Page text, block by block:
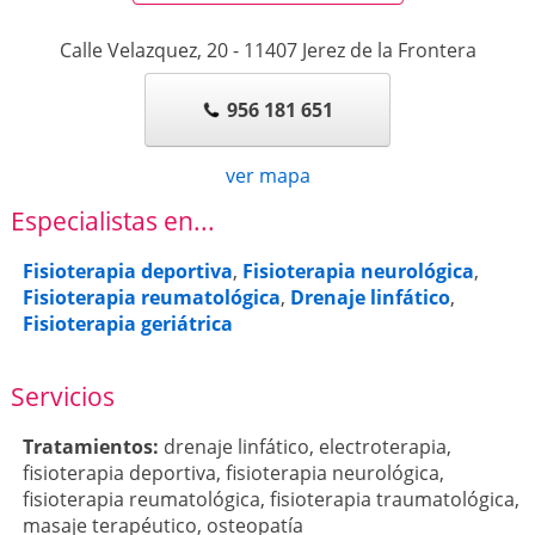
Calle Velazquez, 20- 11407 Jerez de la Frontera
956 181 651
ver mapa
Especialistas en...
Fisioterapia deportiva, Fisioterapia neurológica,
Fisioterapia reumatológica, Drenaje linfático,
Fisioterapia geriátrica
Servicios
Tratamientos: drenaje linfático, electroterapia,
fisioterapia deportiva, fisioterapia neurológica,
fisioterapia reumatológica, fisioterapia traumatológica,
masaje terapéutico, osteopatía